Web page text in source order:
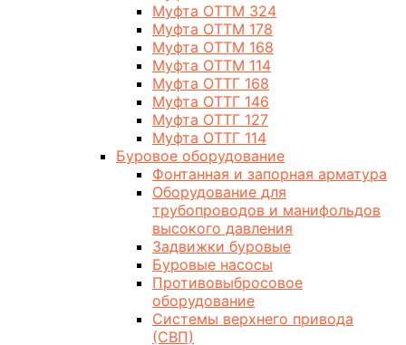
Муфта ОТТМ 324
Муфта ОТТМ 178
Муфта ОТТМ 168
Муфта ОТТМ 114
Муфта ОТТГ 168
Муфта ОТТГ 146
Муфта ОТТГ 127
Муфта ОТТГ 114
Буровое оборудование
Фонтанная и запорная арматура
Оборудование для
трубопроводов и манифольдов
высокого давления
Задвижки буровые
Буровые насосы
Противовыбросовое
оборудование
Системы верхнего привода
(СВП)